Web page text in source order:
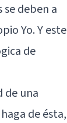
deben a
Yo. Y este
de
de una
de ésta,